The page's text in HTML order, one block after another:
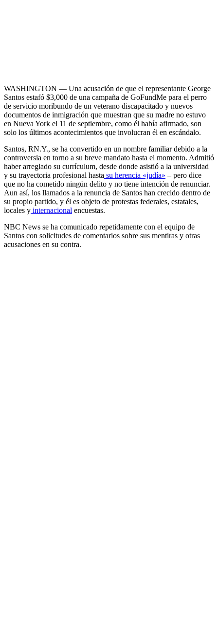
WASHINGTON — Una acusación de que el representante George
Santos estafó $3,000 de una campaña de GoFundMe para el perro
de servicio moribundo de un veterano discapacitado y nuevos
documentos de inmigración que muestran que su madre no estuvo
en Nueva York el 11 de septiembre, como él había afirmado, son
solo los últimos acontecimientos que involucran él en escándalo.
Santos, RN.Y., se ha convertido en un nombre familiar debido a la
controversia en torno a su breve mandato hasta el momento. Admitió
haber arreglado su currículum, desde donde asistió a la universidad
y su trayectoria profesional hasta su herencia «judía» – pero dice
que no ha cometido ningún delito y no tiene intención de renunciar.
Aun así, los llamados a la renuncia de Santos han crecido dentro de
su propio partido, y él es objeto de protestas federales, estatales,
locales y internacional encuestas.
NBC News se ha comunicado repetidamente con el equipo de
Santos con solicitudes de comentarios sobre sus mentiras y otras
acusaciones en su contra.